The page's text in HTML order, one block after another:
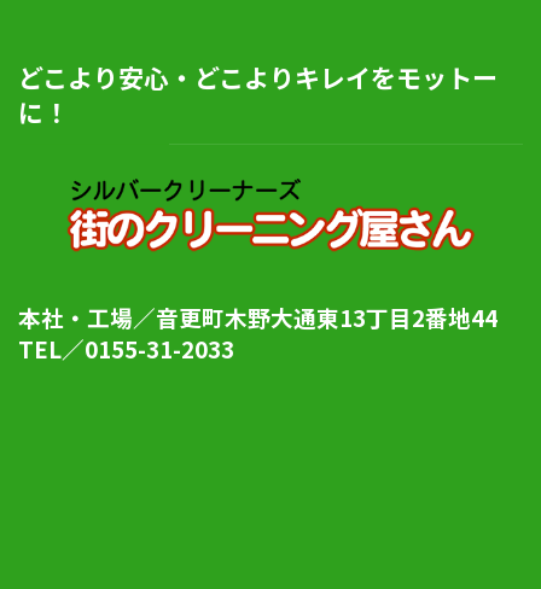
どこより安心・どこよりキレイをモットー
に！
本社・工場／音更町木野大通東13丁目2番地44
TEL／0155-31-2033